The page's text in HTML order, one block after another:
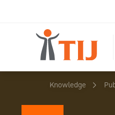
Knowledge